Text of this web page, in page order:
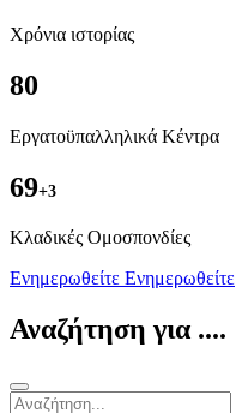
Χρόνια ιστορίας
80
Εργατοϋπαλληλικά Κέντρα
69+3
Kλαδικές Ομοσπονδίες
Ενημερωθείτε Ενημερωθείτε
Αναζήτηση για ....